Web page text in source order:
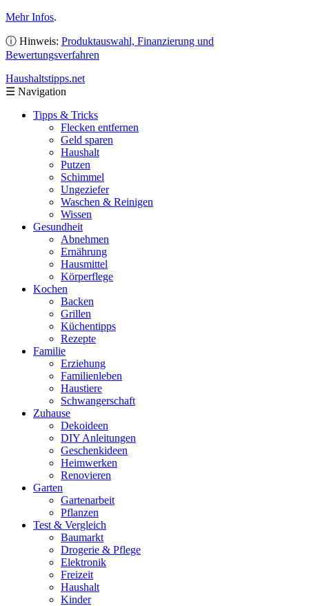
Mehr Infos.
ⓘ Hinweis: Produktauswahl, Finanzierung und
Bewertungsverfahren
Haushaltstipps.net
☰ Navigation
Tipps & Tricks
Flecken entfernen
Geld sparen
Haushalt
Putzen
Schimmel
Ungeziefer
Waschen & Reinigen
Wissen
Gesundheit
Abnehmen
Ernährung
Hausmittel
Körperflege
Kochen
Backen
Grillen
Küchentipps
Rezepte
Familie
Erziehung
Familienleben
Haustiere
Schwangerschaft
Zuhause
Dekoideen
DIY Anleitungen
Geschenkideen
Heimwerken
Renovieren
Garten
Gartenarbeit
Pflanzen
Test & Vergleich
Baumarkt
Drogerie & Pflege
Elektronik
Freizeit
Haushalt
Kinder